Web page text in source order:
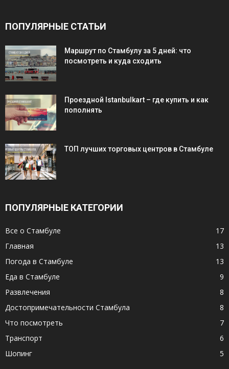
ПОПУЛЯРНЫЕ СТАТЬИ
Маршрут по Стамбулу за 5 дней: что
посмотреть и куда сходить
Проездной Istanbulkart – где купить и как
пополнять
ТОП лучших торговых центров в Стамбуле
ПОПУЛЯРНЫЕ КАТЕГОРИИ
Все о Стамбуле
17
Главная
13
Погода в Стамбуле
13
Еда в Стамбуле
9
Развлечения
8
Достопримечательности Стамбула
8
Что посмотреть
7
Транспорт
6
Шопинг
5